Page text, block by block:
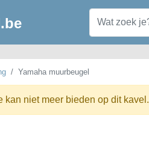
Yamaha muurbeugel
niet meer bieden op dit kavel.